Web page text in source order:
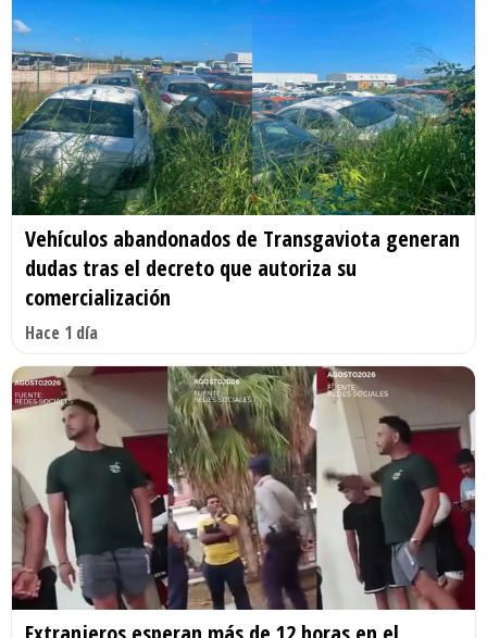
Vehículos abandonados de Transgaviota generan
dudas tras el decreto que autoriza su
comercialización
Hace 1 día